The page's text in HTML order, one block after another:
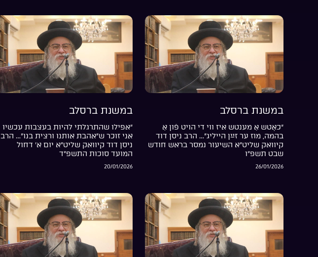
במשנת ברסלב
“כאָטש אַ מענטש איז ווי די הויט פֿון אַ
בהמה, מוז ער זײַן הייליג”… הרב ניסן דוד
קיוואק שליט”א השיעור נמסר בראש חודש
שבט תשפ”ו
26/01/2026
במשנת ברסלב
“אפילו שהתרגלתי להיות בעצבות עכשיו
אני זוכר ש”אהבת אותנו ורצית בנו”… הרב
ניסן דוד קיוואק שליט”א יום א’ דחול
המועד סוכות התשפ”ד
20/01/2026